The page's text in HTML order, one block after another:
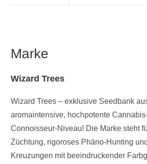
Marke
Wizard Trees
Wizard Trees – exklusive Seedbank
aromaintensive, hochpotente
Connoisseur-Niveau! Die Marke steht
Züchtung, rigoroses Phäno-Hunting
Kreuzungen mit beeindruckender